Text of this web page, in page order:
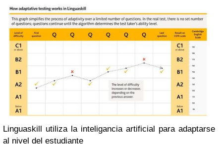
Linguaskill utiliza la inteligancia artificial para adaptarse
al nivel del estudiante